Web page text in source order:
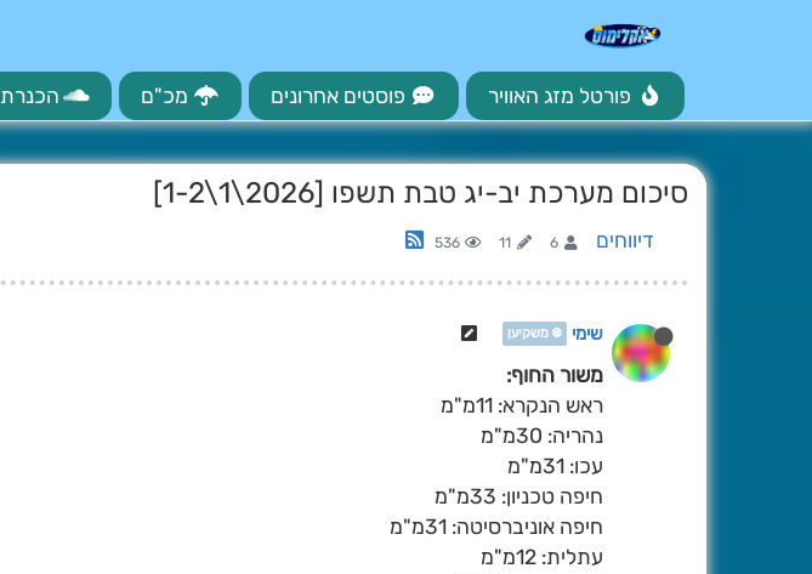
פורטל מזג האוויר פוסטים אחרונים מכ"ם הכנרת
סיכום מערכת יב-יג טבת תשפו [2026\1\1-2]
דיווחים 6
11
536
שימי ❄️ משקיען
משור החוף:
ראש הנקרא: 11מ"מ
נהריה: 30מ"מ
עכו: 31מ"מ
חיפה טכניון: 33מ"מ
חיפה אוניברסיטה: 31מ"מ
עתלית: 12מ"מ